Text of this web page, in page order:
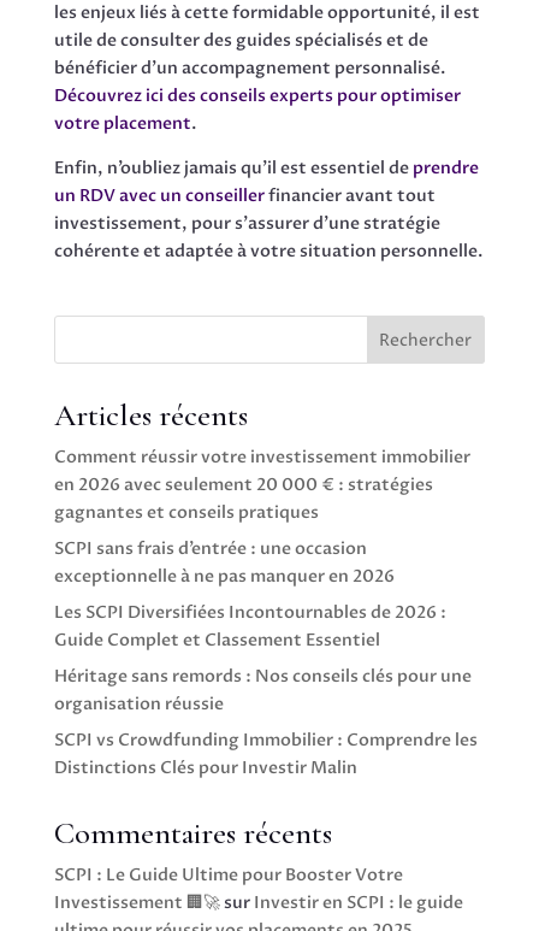
les enjeux liés à cette formidable opportunité, il est
utile de consulter des guides spécialisés et de
bénéficier d’un accompagnement personnalisé.
Découvrez ici des conseils experts pour optimiser
votre placement.
Enfin, n’oubliez jamais qu’il est essentiel de prendre
un RDV avec un conseillerfinancier avant tout
investissement, pour s’assurer d’une stratégie
cohérente et adaptée à votre situation personnelle.
Rechercher
Articles récents
Comment réussir votre investissement immobilier
en 2026 avec seulement 20 000 € : stratégies
gagnantes et conseils pratiques
SCPI sans frais d’entrée : une occasion
exceptionnelle à ne pas manquer en 2026
Les SCPI Diversifiées Incontournables de 2026 :
Guide Complet et Classement Essentiel
Héritage sans remords : Nos conseils clés pour une
organisation réussie
SCPI vs Crowdfunding Immobilier : Comprendre les
Distinctions Clés pour Investir Malin
Commentaires récents
SCPI : Le Guide Ultime pour Booster Votre
Investissement 🏢🚀sur Investir en SCPI : le guide